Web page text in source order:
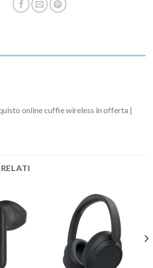
online cuffie wireless in offerta |